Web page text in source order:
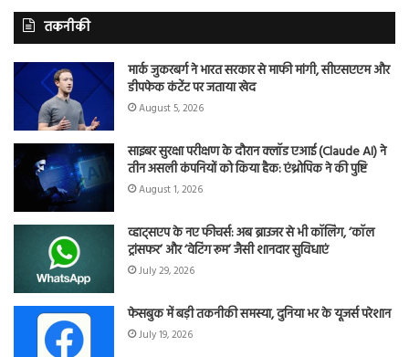
तकनीकी
मार्क जुकरबर्ग ने भारत सरकार से माफी मांगी, सीएसएएम और
डीपफेक कंटेंट पर जताया खेद
August 5, 2026
साइबर सुरक्षा परीक्षण के दौरान क्लॉड एआई (Claude AI) ने
तीन असली कंपनियों को किया हैक: एंथ्रोपिक ने की पुष्टि
August 1, 2026
व्हाट्सएप के नए फीचर्स: अब ब्राउजर से भी कॉलिंग, ‘कॉल
ट्रांसफर’ और ‘वेटिंग रूम’ जैसी शानदार सुविधाएं
July 29, 2026
फेसबुक में बड़ी तकनीकी समस्या, दुनिया भर के यूजर्स परेशान
July 19, 2026